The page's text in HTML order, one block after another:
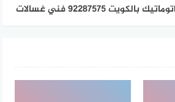
92287575 فني غسالات